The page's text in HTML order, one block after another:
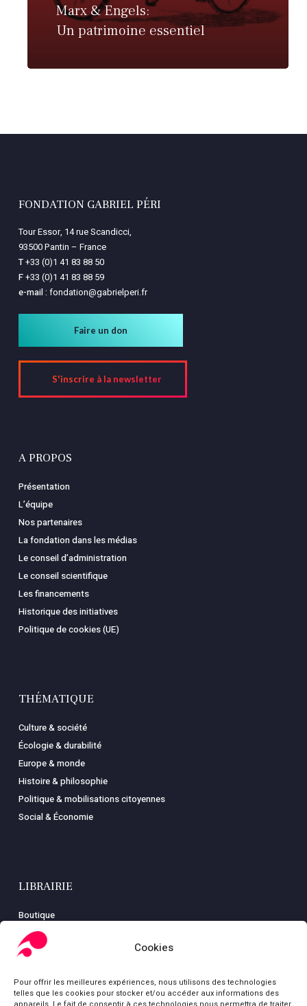
Cookies
Pour offrir les meilleures expériences, nous utilisons des technologies
telles que les cookies pour stocker et/ou accéder aux informations des
Marx & Engels:
Un patrimoine essentiel
FONDATION GABRIEL PÉRI
Tour Essor, 14 rue Scandicci,
93500 Pantin – France
T+33 (0)1 41 83 88 50
F+33 (0)1 41 83 88 59
e-mail : fondation@gabrielperi.fr
Faire un don
S'inscrire à la newsletter
A PROPOS
Présentation
L’équipe
Nos partenaires
La fondation dans les médias
Le conseil d’administration
Le conseil scientifique
Les financements
Historique des initiatives
Politique de cookies (UE)
THÉMATIQUE
Culture & société
Écologie & durabilité
Europe & monde
Histoire & philosophie
Politique & mobilisations citoyennes
Social & Économie
LIBRAIRIE
Boutique
Carte
Mon compte
Mentions légales